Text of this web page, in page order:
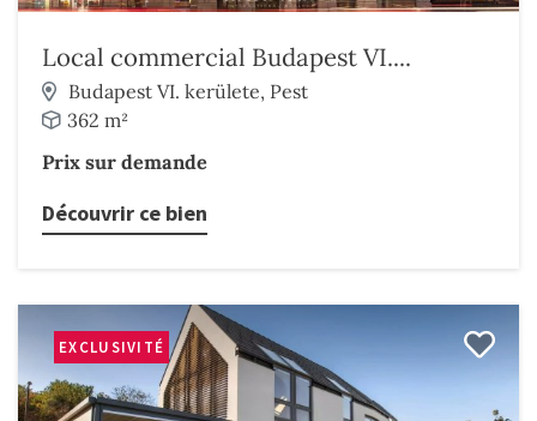
Local commercial Budapest VI....
Budapest VI. kerülete, Pest
362 m²
Prix sur demande
Découvrir ce bien
EXCLUSIVITÉ